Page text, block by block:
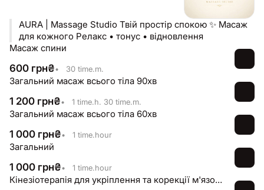
AURA | Massage Studio Твій простір спокою ✨ Масаж
для кожного Релакс • тонус • відновлення
Масаж спини
600 грн₴• 30 time.m.
Загальний масаж всього тіла 90хв
1 200 грн₴• 1 time.h. 30 time.m.
Загальний масаж всього тіла 60хв
1 000 грн₴• 1 time.hour
Загальний
1 000 грн₴• 1 time.hour
Кінезіотерапія для укріплення та корекції м'язового корсету 40хв